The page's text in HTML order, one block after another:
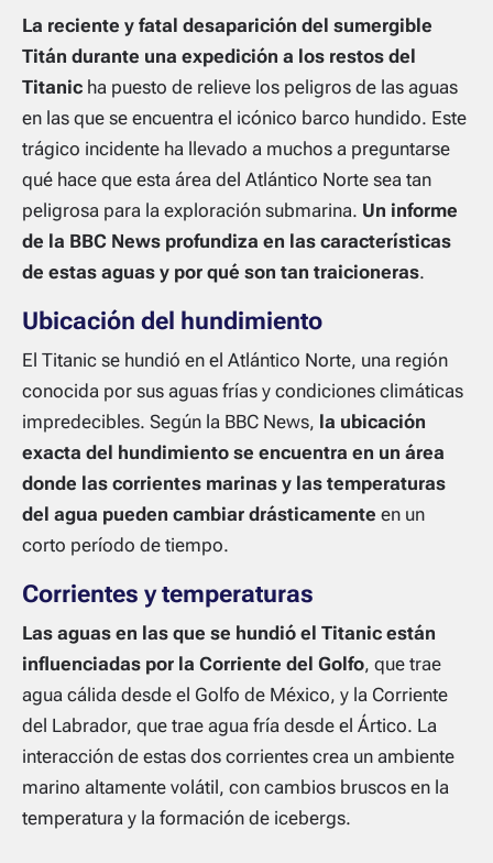
La reciente y fatal desaparición del sumergible
Titán durante una expedición a los restos del
Titanic ha puesto de relieve los peligros de las aguas
en las que se encuentra el icónico barco hundido. Este
trágico incidente ha llevado a muchos a preguntarse
qué hace que esta área del Atlántico Norte sea tan
peligrosa para la exploración submarina. Un informe
de la BBC News profundiza en las características
de estas aguas y por qué son tan traicioneras.
Ubicación del hundimiento
El Titanic se hundió en el Atlántico Norte, una región
conocida por sus aguas frías y condiciones climáticas
impredecibles. Según la BBC News, la ubicación
exacta del hundimiento se encuentra en un área
donde las corrientes marinas y las temperaturas
del agua pueden cambiar drásticamente en un
corto período de tiempo.
Corrientes y temperaturas
Las aguas en las que se hundió el Titanic están
influenciadas por la Corriente del Golfo, que trae
agua cálida desde el Golfo de México, y la Corriente
del Labrador, que trae agua fría desde el Ártico. La
interacción de estas dos corrientes crea un ambiente
marino altamente volátil, con cambios bruscos en la
temperatura y la formación de icebergs.